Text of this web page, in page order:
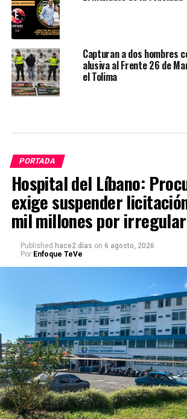
Capturan a dos hombres
alusiva al Frente 26 de
el Tolima
PORTADA
Hospital del Líbano:
exige suspender
mil millones por
Published hace2 días on 6 agosto, 2026
Por Enfoque TeVe